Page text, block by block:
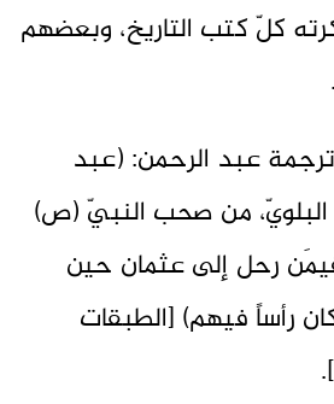
كلّ كتب التاريخ، وبعضهم
عبد الرحمن: (عبد
من صحب النبيّ (ص)
رحل إلى عثمان حين
رأساً فيهم) [الطبقات